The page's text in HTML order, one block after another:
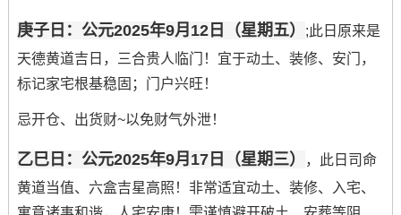
庚子日：公元2025年9月12日（星期五）
;此日原来是
天德黄道吉日，三合贵人临门！宜于动土、装修、安门，
标记家宅根基稳固；门户兴旺！
忌开仓、出货财~以免财气外泄！
乙巳日：公元2025年9月17日（星期三）
，此日司命
黄道当值、六盒吉星高照！非常适宜动土、装修、入宅、